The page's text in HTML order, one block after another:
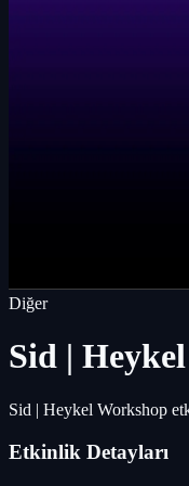
Diğer
Sid |
Sid | Heykel Workshop
Etkinlik Detayları